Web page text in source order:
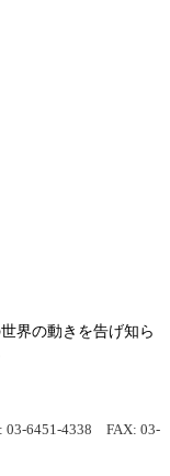
界の動きを告げ知ら
03-6451-4338 FAX: 03-